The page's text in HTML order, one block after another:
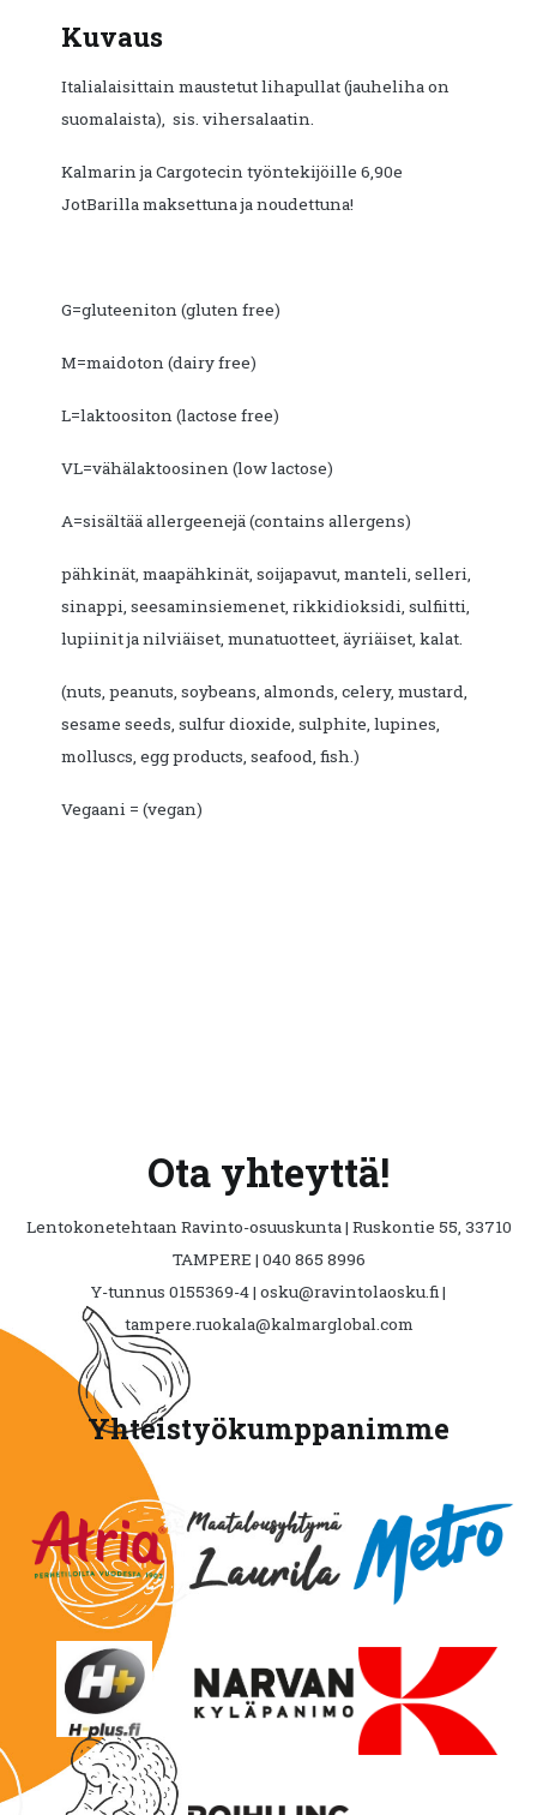
Kuvaus
Italialaisittain maustetut lihapullat (jauheliha on
suomalaista), sis. vihersalaatin.
Kalmarin ja Cargotecin työntekijöille 6,90e
JotBarilla maksettuna ja noudettuna!
G=gluteeniton (gluten free)
M=maidoton (dairy free)
L=laktoositon (lactose free)
VL=vähälaktoosinen (low lactose)
A=sisältää allergeenejä (contains allergens)
pähkinät, maapähkinät, soijapavut, manteli, selleri,
sinappi, seesaminsiemenet, rikkidioksidi, sulfiitti,
lupiinit ja nilviäiset, munatuotteet, äyriäiset, kalat.
(nuts, peanuts, soybeans, almonds, celery, mustard,
sesame seeds, sulfur dioxide, sulphite, lupines,
molluscs, egg products, seafood, fish.)
Vegaani = (vegan)
Ota yhteyttä!
Lentokonetehtaan Ravinto-osuuskunta | Ruskontie 55, 33710
TAMPERE | 040 865 8996
Y-tunnus 0155369-4 | osku@ravintolaosku.fi |
tampere.ruokala@kalmarglobal.com
Yhteistyökumppanimme